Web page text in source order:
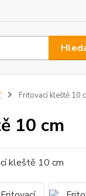
Fritovací kleště 10
10 cm